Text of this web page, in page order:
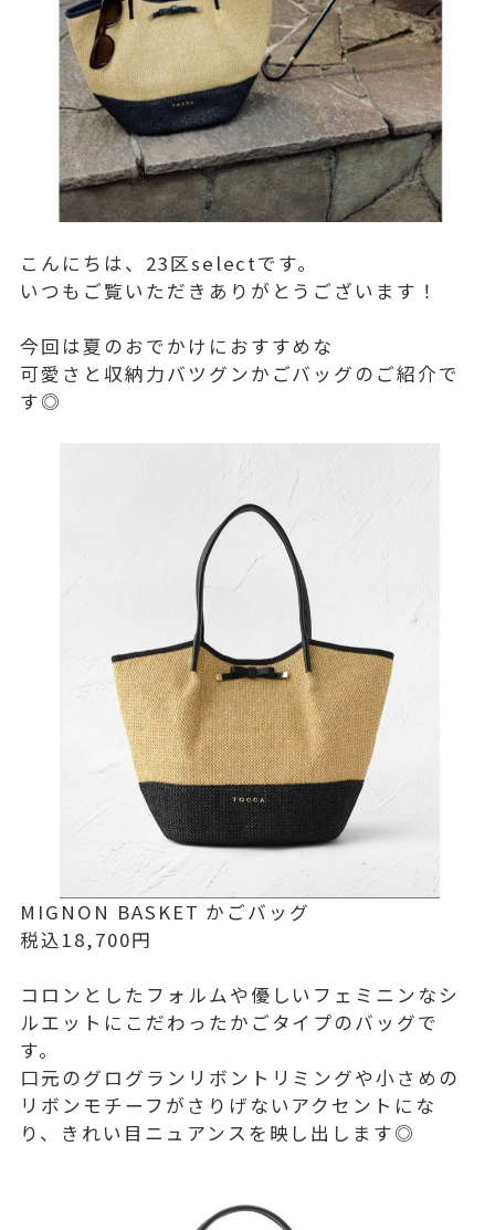
こんにちは、23区selectです。
いつもご覧いただきありがとうございます！
今回は夏のおでかけにおすすめな
可愛さと収納力バツグンかごバッグのご紹介で
す◎
MIGNON BASKET かごバッグ
税込18,700円
コロンとしたフォルムや優しいフェミニンなシ
ルエットにこだわったかごタイプのバッグで
す。
口元のグログランリボントリミングや小さめの
リボンモチーフがさりげないアクセントにな
り、きれい目ニュアンスを映し出します◎